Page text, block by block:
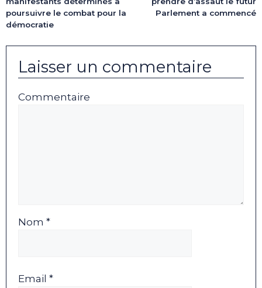
poursuivre le combat pour la
démocratie
Parlement a commencé
Laisser un commentaire
Commentaire
Nom *
Email *